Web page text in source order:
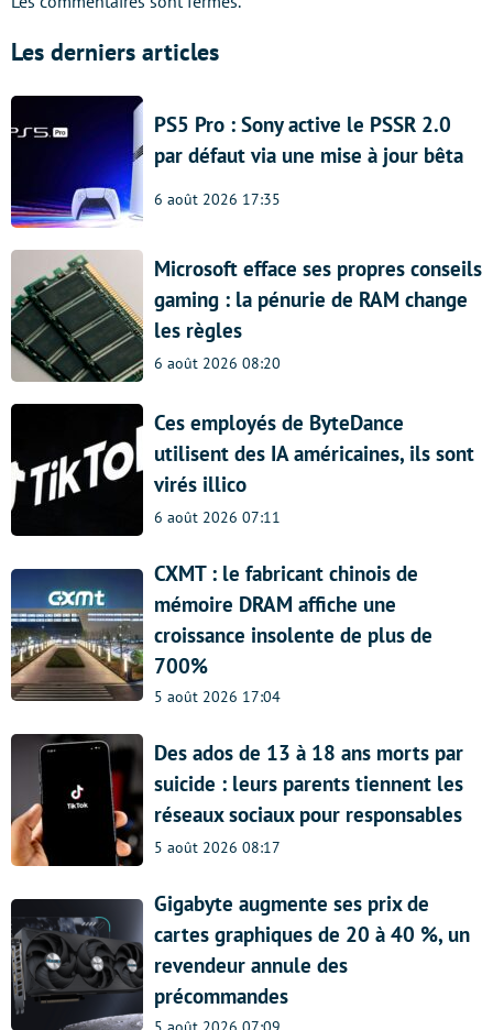
Les derniers articles
PS5 Pro : Sony active le PSSR 2.0
par défaut via une mise à jour bêta
6 août 2026 17:35
Microsoft efface ses propres conseils
gaming : la pénurie de RAM change
les règles
6 août 2026 08:20
Ces employés de ByteDance
utilisent des IA américaines, ils sont
virés illico
6 août 2026 07:11
CXMT : le fabricant chinois de
mémoire DRAM affiche une
croissance insolente de plus de
700%
5 août 2026 17:04
Des ados de 13 à 18 ans morts par
suicide : leurs parents tiennent les
réseaux sociaux pour responsables
5 août 2026 08:17
Gigabyte augmente ses prix de
cartes graphiques de 20 à 40 %, un
revendeur annule des
précommandes